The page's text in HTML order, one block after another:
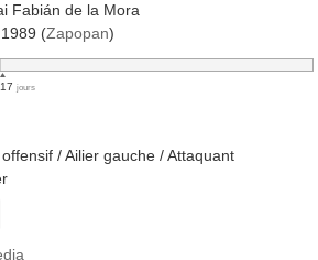
Fabián de la Mora
(Zapopan)
17jours
/ Ailier gauche / Attaquant